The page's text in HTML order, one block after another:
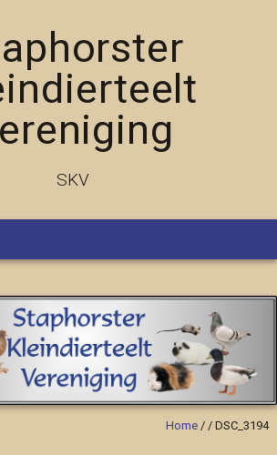
SKV
Home //DSC_3194